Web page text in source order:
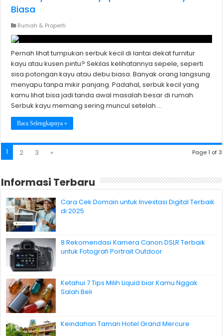
Biasa
Rumah & Properti
Pernah lihat tumpukan serbuk kecil di lantai dekat furnitur
kayu atau kusen pintu? Sekilas kelihatannya sepele, seperti
sisa potongan kayu atau debu biasa. Banyak orang langsung
menyapu tanpa mikir panjang. Padahal, serbuk kecil yang
kamu lihat bisa jadi tanda awal masalah besar di rumah.
Serbuk kayu memang sering muncul setelah …
Baca Selengkapnya »
Page 1 of 3
1 2 3 »
Informasi Terbaru
Cara Cek Domain untuk Investasi Digital Terbaik
di 2025
8 Rekomendasi Kamera Canon DSLR Terbaik
untuk Fotografi Portrait Outdoor
Ketahui 7 Tips Milih Liquid biar Kamu Nggak
Salah Beli
Keindahan Taman Hotel Grand Mercure